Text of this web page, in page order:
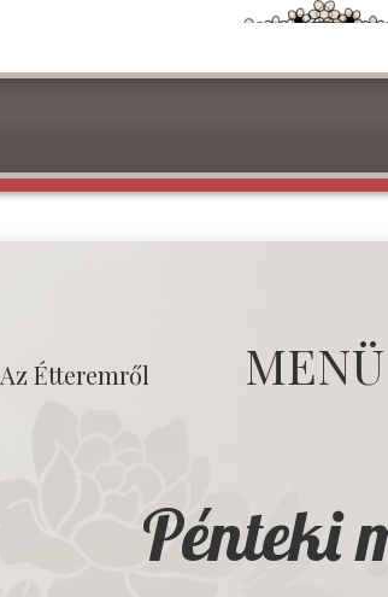
Az Étteremről MENÜ
Pénteki